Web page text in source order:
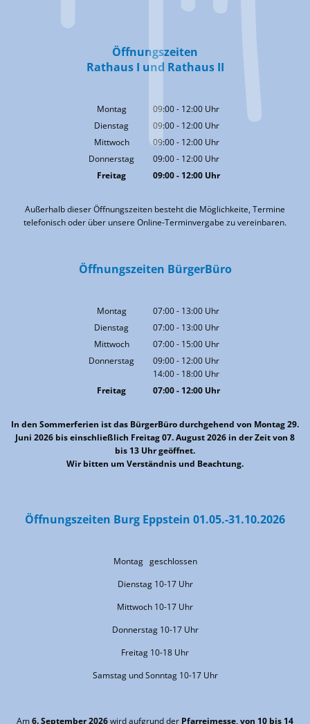
Öffnungszeiten
Rathaus I und Rathaus II
Montag 09:00- 12:00 Uhr
Von 09:00 bis 12:00 Uhr
Dienstag 09:00- 12:00 Uhr
Von 09:00 bis 12:00 Uhr
Mittwoch 09:00- 12:00 Uhr
Von 09:00 bis 12:00 Uhr
Donnerstag 09:00- 12:00 Uhr
Von 09:00 bis 12:00 Uhr
Freitag 09:00- 12:00Uhr
Außerhalb dieser Öffnungszeiten besteht die Möglichkeite, Termine
telefonisch oder über unsere Online-Terminvergabe zu vereinbaren.
Öffnungszeiten BürgerBüro
Montag 07:00- 13:00 Uhr
Von 07:00 bis 13:00 Uhr
Dienstag 07:00- 13:00 Uhr
Von 07:00 bis 13:00 Uhr
Mittwoch 07:00- 15:00 Uhr
Von 07:00 bis 15:00 Uhr
Donnerstag 09:00- 12:00 Uhr
Von 09:00 bis 12:00 Uhr
14:00- 18:00 Uhr
Von 14:00 bis 18:00 Uhr
Freitag 07:00- 12:00Uhr
In den Sommerferien ist das BürgerBüro durchgehend von Montag 29.
Juni 2026 bis einschließlich Freitag 07. August 2026 in der Zeit von 8
bis 13 Uhr geöffnet.
Wir bitten um Verständnis und Beachtung.
Öffnungszeiten Burg Eppstein 01.05.-31.10.2026
Montag geschlossen
Dienstag 10-17 Uhr
Mittwoch 10-17 Uhr
Donnerstag 10-17 Uhr
Freitag 10-18 Uhr
Samstag und Sonntag 10-17 Uhr
Am6. September 2026wird aufgrund der Pfarreimesse, von 10 bis 14